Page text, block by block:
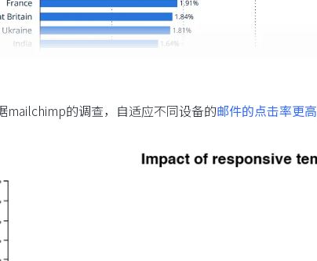
mailchimp的调查，自适应不同设备的邮件的点击率更高